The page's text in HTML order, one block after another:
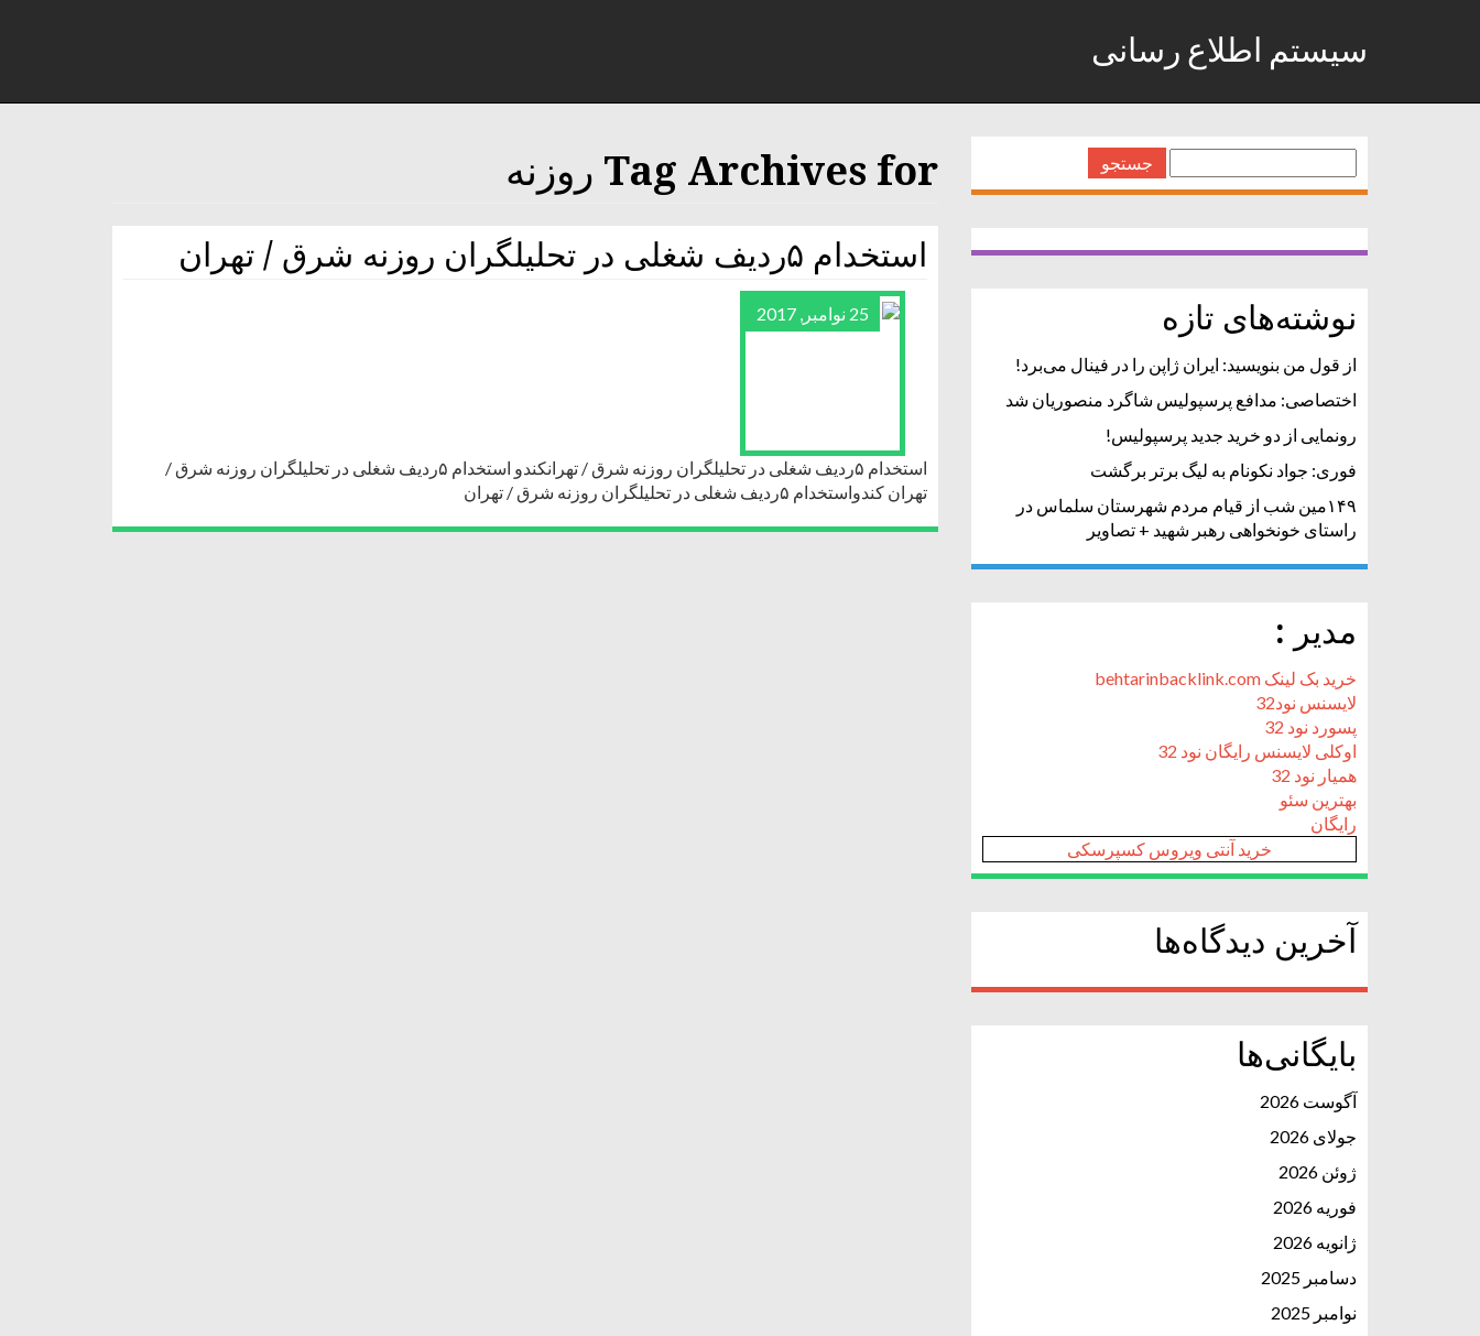
سیستم اطلاع رسانی
Tag Archives for روزنه
استخدام ۵ردیف شغلی در تحلیلگران روزنه شرق / تهران
25 نوامبر, 2017
استخدام ۵ردیف شغلی در تحلیلگران روزنه شرق / تهرانکندو استخدام ۵ردیف شغلی در تحلیلگران روزنه شرق /
تهران کندواستخدام ۵ردیف شغلی در تحلیلگران روزنه شرق / تهران
برای:
نوشته‌های تازه
از قول من بنویسید: ایران ژاپن را در فینال می‌برد!
اختصاصی: مدافع پرسپولیس شاگرد منصوریان شد
رونمایی از دو خرید جدید پرسپولیس!
فوری: جواد نکونام به لیگ برتر برگشت
۱۴۹مین شب از قیام مردم شهرستان سلماس در
راستای خونخواهی رهبر شهید + تصاویر
مدیر :
خرید بک لینک behtarinbacklink.com
لایسنس نود32
پسورد نود 32
اوکلی لایسنس رایگان نود 32
همیار نود 32
بهترین سئو
رایگان
خرید آنتی ویروس کسپرسکی
آخرین دیدگاه‌ها
بایگانی‌ها
آگوست 2026
جولای 2026
ژوئن 2026
فوریه 2026
ژانویه 2026
دسامبر 2025
نوامبر 2025